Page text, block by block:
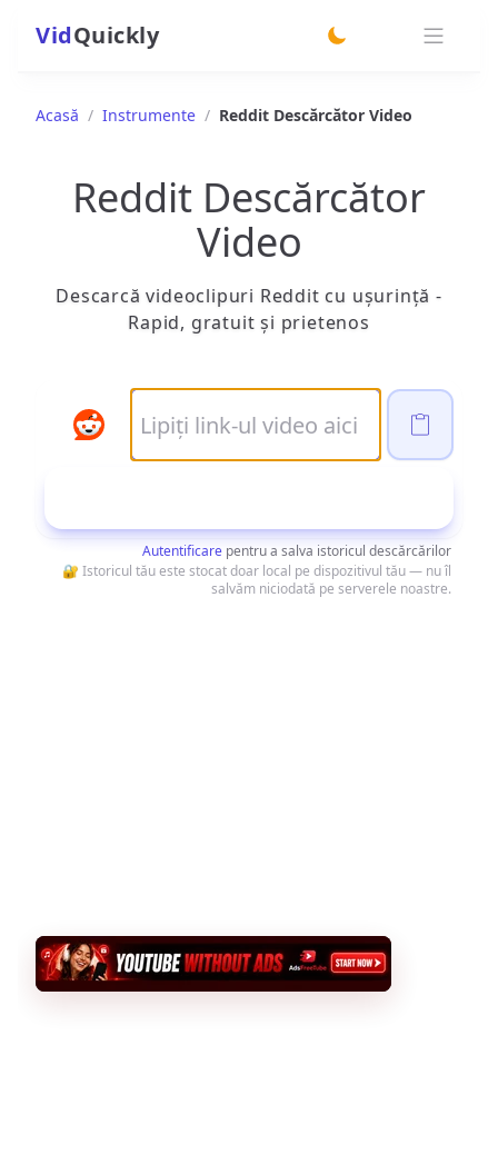
VidQuickly
Acasă / Instrumente / Reddit Descărcător Video
Reddit Descărcător
Video
Descarcă videoclipuri Reddit cu ușurință -
Rapid, gratuit și prietenos
Autentificare pentru a salva istoricul descărcărilor
🔐 Istoricul tău este stocat doar local pe dispozitivul tău — nu îl
salvăm niciodată pe serverele noastre.